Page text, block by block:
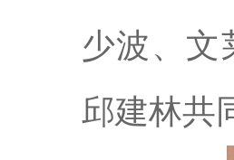
少波、文
邱建林共